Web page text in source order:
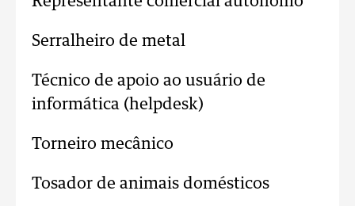
Serralheiro de metal
Técnico de apoio ao usuário de
informática (helpdesk)
Torneiro mecânico
Tosador de animais domésticos